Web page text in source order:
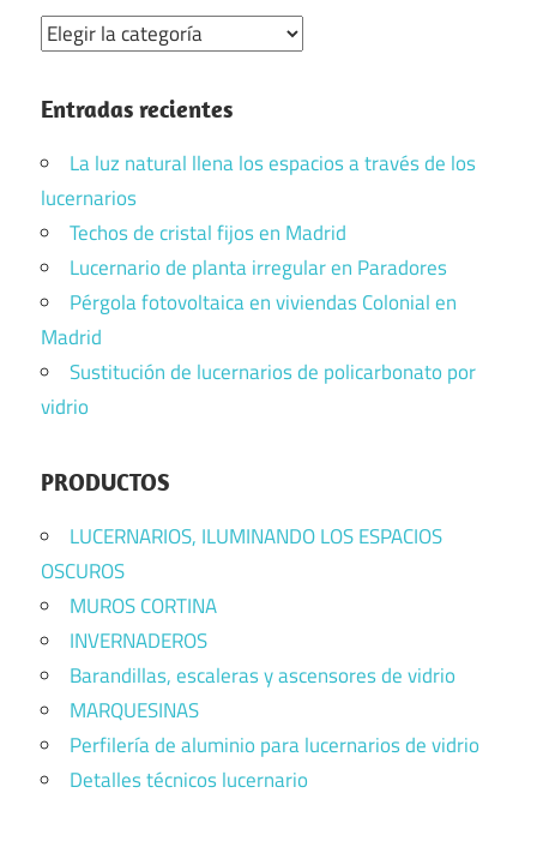
Categorías
Entradas recientes
La luz natural llena los espacios a través de los
lucernarios
Techos de cristal fijos en Madrid
Lucernario de planta irregular en Paradores
Pérgola fotovoltaica en viviendas Colonial en
Madrid
Sustitución de lucernarios de policarbonato por
vidrio
PRODUCTOS
LUCERNARIOS, ILUMINANDO LOS ESPACIOS
OSCUROS
MUROS CORTINA
INVERNADEROS
Barandillas, escaleras y ascensores de vidrio
MARQUESINAS
Perfilería de aluminio para lucernarios de vidrio
Detalles técnicos lucernario